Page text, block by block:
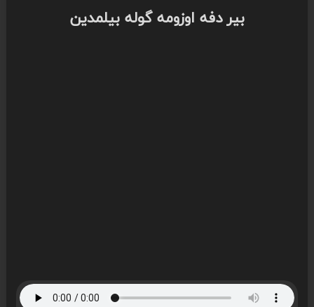
بیر دفه اوزومه گوله بیلمدین